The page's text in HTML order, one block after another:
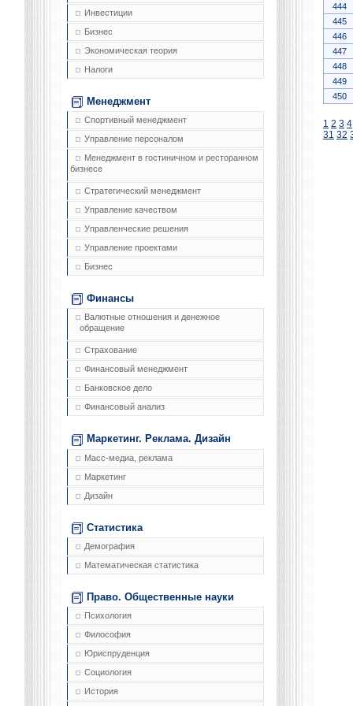
Инвестиции
Бизнес
Экономическая теория
Налоги
Менеджмент
Спортивный менеджмент
Управление персоналом
Менеджмент в гостиничном и ресторанном
бизнесе
Стратегический менеджмент
Управление качеством
Управленческие решения
Управление проектами
Бизнес
Финансы
Валютные отношения и денежное
обращение
Страхование
Финансовый менеджмент
Банковское дело
Финансовый анализ
Маркетинг. Реклама. Дизайн
Масс-медиа, реклама
Маркетинг
Дизайн
Статистика
Демография
Математическая статистика
Право. Общественные науки
Психология
Философия
Юриспруденция
Социология
История
444
445
446
447
448
449
450
1 2 3 4
31 32